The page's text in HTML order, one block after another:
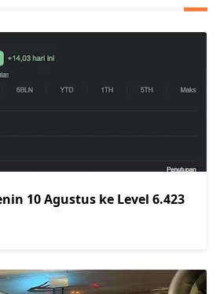
10 Agustus ke Level 6.423